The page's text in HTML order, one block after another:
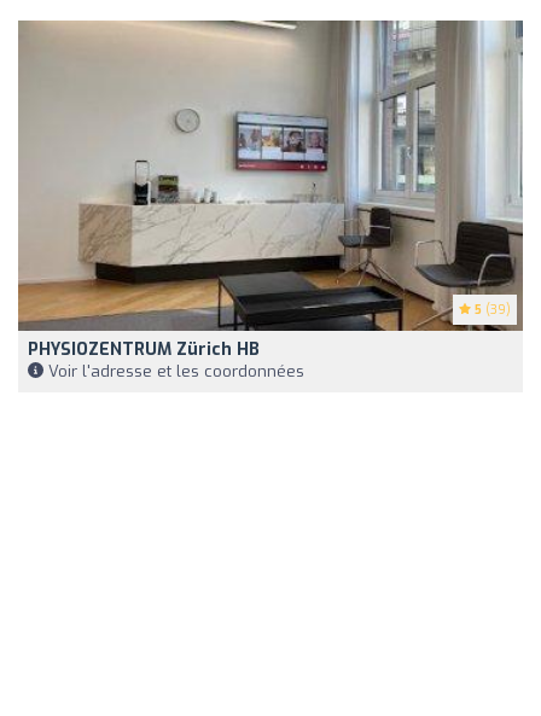
5 (39)
PHYSIOZENTRUM Zürich HB
Voir l'adresse et les coordonnées